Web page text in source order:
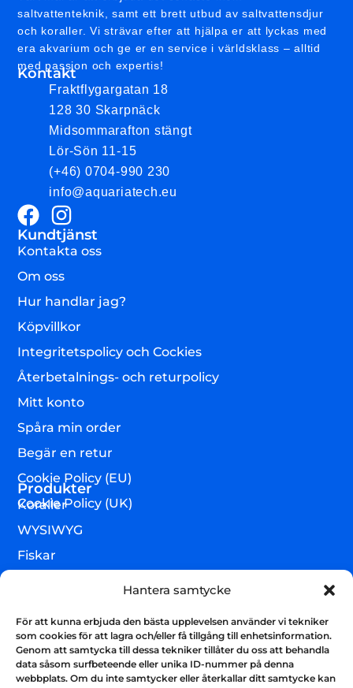
Hantera samtycke
För att kunna erbjuda den bästa upplevelsen använder vi tekniker
som cookies för att lagra och/eller få tillgång till enhetsinformation.
Genom att samtycka till dessa tekniker tillåter du oss att behandla
data såsom surfbeteende eller unika ID-nummer på denna
webbplats. Om du inte samtycker eller återkallar ditt samtycke kan
saltvattenteknik, samt ett brett utbud av saltvattensdjur
och koraller. Vi strävar efter att hjälpa er att lyckas med
era akvarium och ge er en service i världsklass – alltid
med passion och expertis!
Kontakt
Fraktflygargatan 18
128 30 Skarpnäck
Midsommarafton stängt
Lör-Sön 11-15
(+46) 0704-990 230
info@aquariatech.eu
Kundtjänst
Kontakta oss
Om oss
Hur handlar jag?
Köpvillkor
Integritetspolicy och Cockies
Återbetalnings- och returpolicy
Mitt konto
Spåra min order
Begär en retur
Cookie Policy (EU)
Cookie Policy (UK)
Produkter
Koraller
WYSIWYG
Fiskar
Teknik & utrustning
Varumärken
Akvarium & sump